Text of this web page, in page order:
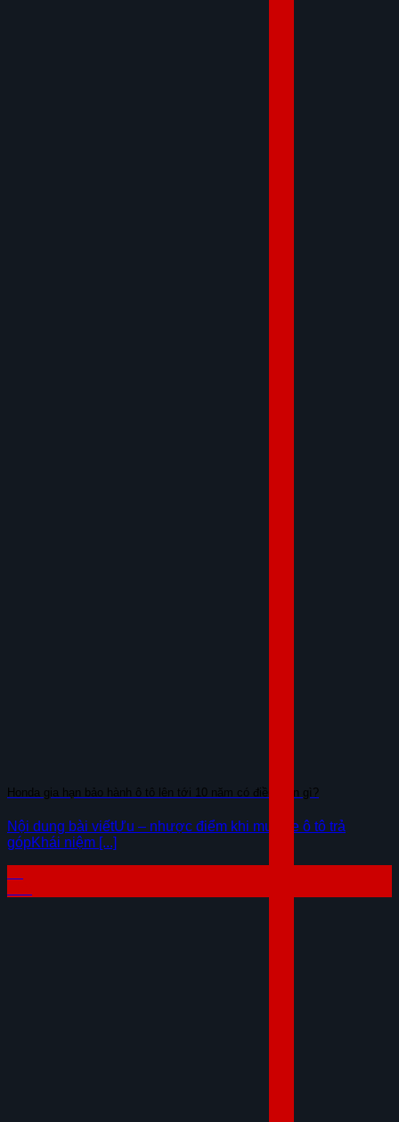
Honda gia hạn bảo hành ô tô lên tới 10 năm có điều kiện gì?
Nội dung bài viếtƯu – nhược điểm khi mua xe ô tô trả
gópKhái niệm [...]